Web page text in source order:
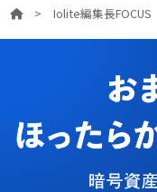
> Iolite編集長FOCUS